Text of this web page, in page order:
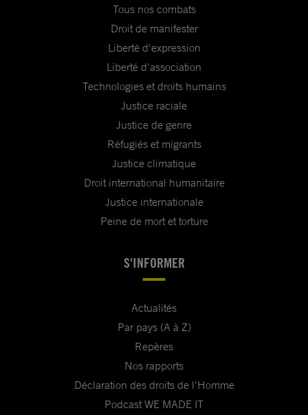
Tous nos combats
Droit de manifester
Liberté d'expression
Liberté d'association
Technologies et droits humains
Justice raciale
Justice de genre
Réfugiés et migrants
Justice climatique
Droit international humanitaire
Justice internationale
Peine de mort et torture
S'INFORMER
Actualités
Par pays (A à Z)
Repères
Nos rapports
Déclaration des droits de l'Homme
Podcast WE MADE IT